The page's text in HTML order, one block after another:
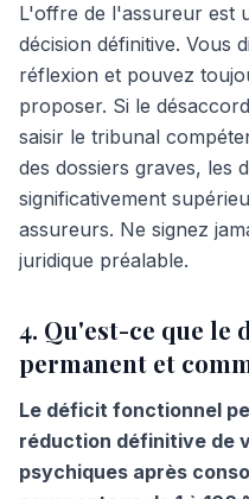
L'offre de l'assureur est
décision définitive. Vous
réflexion et pouvez
proposer. Si le
saisir le tribunal
des dossiers graves, les
significativement
assureurs. Ne signez
juridique préalable.
4. Qu'est-ce que
permanent et
Le déficit fonctionnel
réduction définitive de
psychiques après